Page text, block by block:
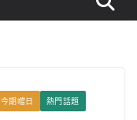
今期嚐日 熱門話題